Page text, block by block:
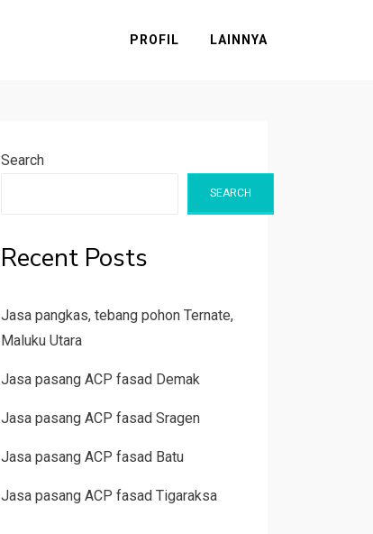
PROFIL LAINNYA
Search
SEARCH
Recent Posts
Jasa pangkas, tebang pohon Ternate,
Maluku Utara
Jasa pasang ACP fasad Demak
Jasa pasang ACP fasad Sragen
Jasa pasang ACP fasad Batu
Jasa pasang ACP fasad Tigaraksa